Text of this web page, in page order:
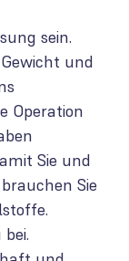
sein.
und
Operation
Sie und
Sie